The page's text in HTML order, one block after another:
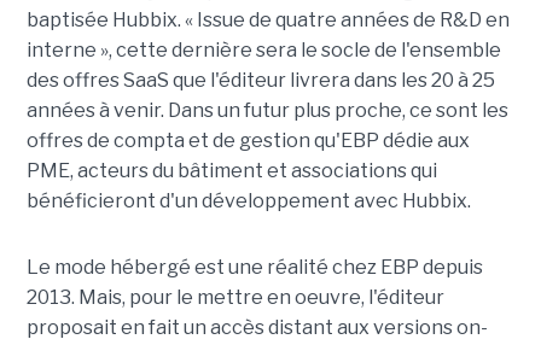
baptisée Hubbix. « Issue de quatre années de R&D en
interne », cette dernière sera le socle de l'ensemble
des offres SaaS que l'éditeur livrera dans les 20 à 25
années à venir. Dans un futur plus proche, ce sont les
offres de compta et de gestion qu'EBP dédie aux
PME, acteurs du bâtiment et associations qui
bénéficieront d'un développement avec Hubbix.
Le mode hébergé est une réalité chez EBP depuis
2013. Mais, pour le mettre en oeuvre, l'éditeur
proposait en fait un accès distant aux versions on-